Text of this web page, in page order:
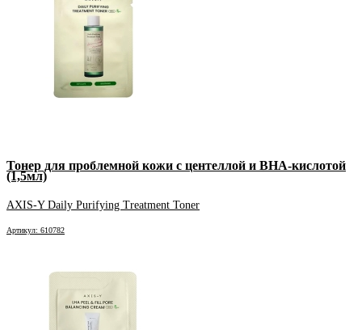
Тонер для проблемной кожи с центеллой и BHA-кислотой
(1,5мл)
AXIS-Y Daily Purifying Treatment Toner
Артикул: 610782